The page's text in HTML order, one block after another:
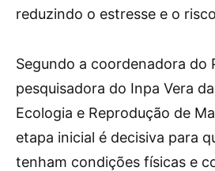
reduzindo o estresse e o
Segundo a coordenadora do
pesquisadora do Inpa Vera
Ecologia e Reprodução de
etapa inicial é decisiva para
tenham condições físicas e